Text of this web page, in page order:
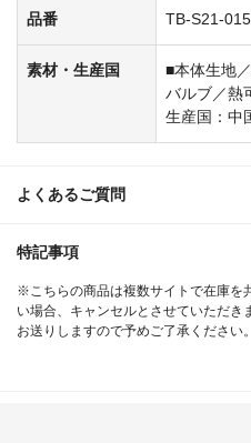
品番 TB-S21-
素材・生産国
■本体生地
バルブ／熱
生産国：中
よくあるご質問
特記事項
※こちらの商品は複数サイトで在庫を
い場合、キャンセルとさせていただき
お送りしますので予めご了承ください。